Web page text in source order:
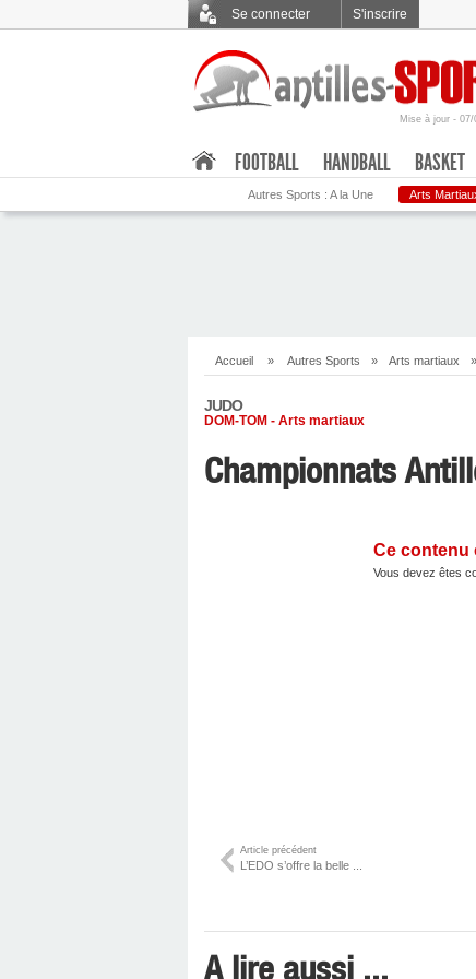
Se connecter S'inscrire
Mise à jour - 07/
FOOTBALL HANDBALL BASKET
Autres Sports : A la Une Arts
Accueil » Autres Sports » Arts martiaux »
JUDO
DOM-TOM - Arts martiaux
Championnats
Ce contenu
Vous devez êtes
Article précédent
L’EDO s’offre la belle ...
A lire aussi ...